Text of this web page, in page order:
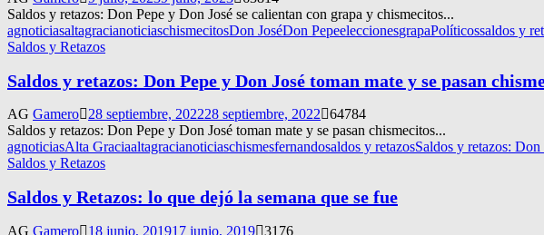
Saldos y retazos: Don Pepe y Don José se calientan con grapa y chismecitos...
agnoticiasaltagracianoticiaschismecitosDon JoséDon PepeeleccionesgrapaPolíticossaldos y
Saldos y Retazos
Saldos y retazos: Don Pepe y Don José toman mate y se pasan
AG Gamero 28 septiembre, 202228 septiembre, 2022
64784
Saldos y retazos: Don Pepe y Don José toman mate y se pasan chismecitos...
agnoticiasAlta Graciaaltagracianoticiaschismesfernandosaldos y retazosSaldos y retazos:
Saldos y Retazos
Saldos y Retazos: lo que dejó la semana que se fue
AG Gamero 18 junio, 201917 junio, 2019 3176